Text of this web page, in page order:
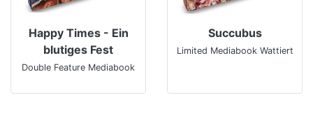
Happy Times - Ein
blutiges Fest
Double Feature Mediabook
Succubus
Limited Mediabook Wattiert